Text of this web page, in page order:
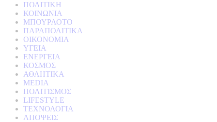
ΠΟΛΙΤΙΚΗ
ΚΟΙΝΩΝΙΑ
ΜΠΟΥΡΛΟΤΟ
ΠΑΡΑΠΟΛΙΤΙΚΑ
ΟΙΚΟΝΟΜΙΑ
ΥΓΕΙΑ
ΕΝΕΡΓΕΙΑ
ΚΟΣΜΟΣ
ΑΘΛΗΤΙΚΑ
MEDIA
ΠΟΛΙΤΙΣΜΟΣ
LIFESTYLE
ΤΕΧΝΟΛΟΓΙΑ
ΑΠΟΨΕΙΣ